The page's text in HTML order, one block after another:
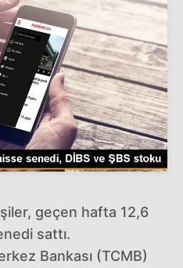
geçen hafta 12,6
sattı.
Bankası (TCMB)